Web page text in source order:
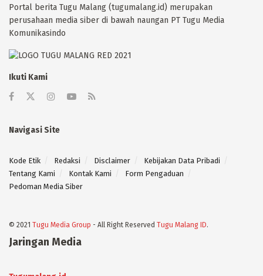
Portal berita Tugu Malang (tugumalang.id) merupakan
perusahaan media siber di bawah naungan PT Tugu Media
Komunikasindo
Ikuti Kami
Navigasi Site
Kode Etik Redaksi Disclaimer
Kebijakan Data Pribadi
Tentang Kami
Kontak Kami
Form Pengaduan
Pedoman Media Siber
© 2021 Tugu Media Group - All Right Reserved Tugu Malang ID.
Jaringan Media